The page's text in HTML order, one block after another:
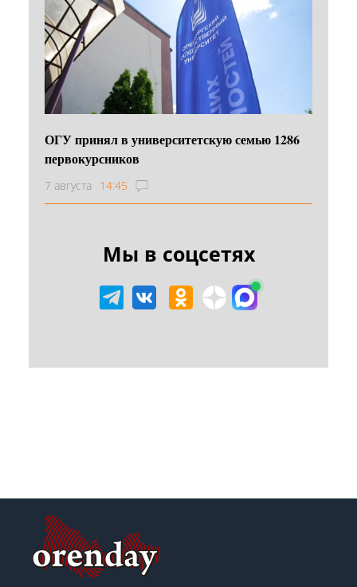
ОГУ принял в университетскую семью 1286
первокурсников
7 августа 14:45
Мы в соцсетях